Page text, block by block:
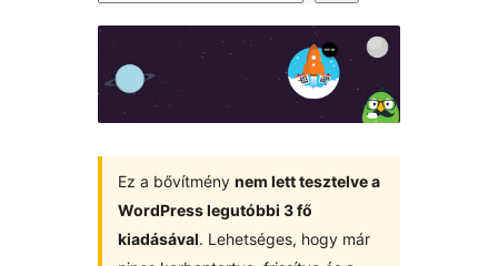
Ez a bővítmény nem lett tesztelve a
WordPress legutóbbi 3 fő
kiadásával. Lehetséges, hogy már